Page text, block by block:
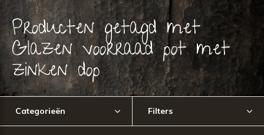
Producten getagd met
Glazen voorraad pot met
zinken dop
Categorieën Filters